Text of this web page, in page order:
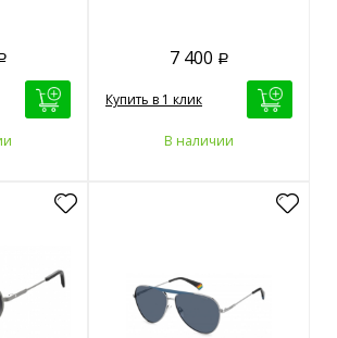
7 400 Р
Купить в 1 клик
В наличии